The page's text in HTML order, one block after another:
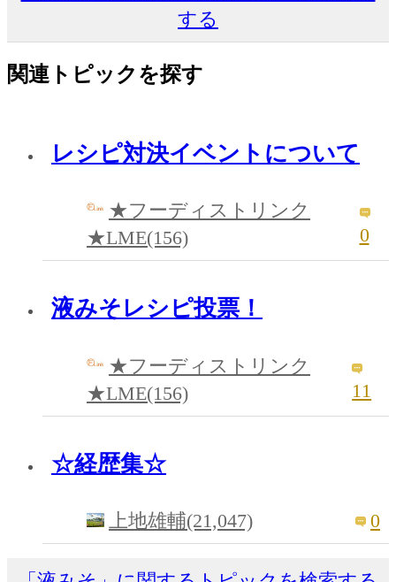
する
関連トピックを探す
レシピ対決イベントについて
★フーディストリンク
★LME(156)
0
液みそレシピ投票！
★フーディストリンク
★LME(156)
11
☆経歴集☆
上地雄輔(21,047) 0